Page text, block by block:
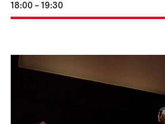
18:00 - 19:30